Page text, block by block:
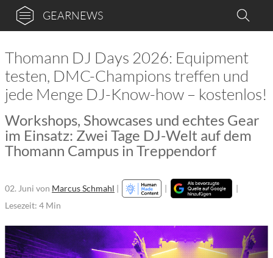
GEARNEWS
Thomann DJ Days 2026: Equipment
testen, DMC-Champions treffen und
jede Menge DJ-Know-how – kostenlos!
Workshops, Showcases und echtes Gear
im Einsatz: Zwei Tage DJ-Welt auf dem
Thomann Campus in Treppendorf
02. Juni von Marcus Schmahl | |
|
Lesezeit: 4 Min